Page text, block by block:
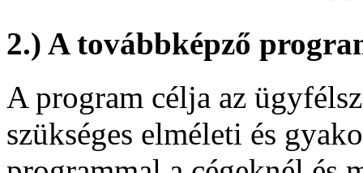
2.) A továbbképző
A program célja az
szükséges elméleti és